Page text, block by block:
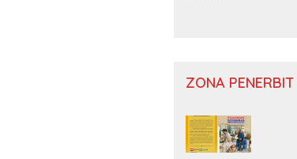
ZONA PENERBIT